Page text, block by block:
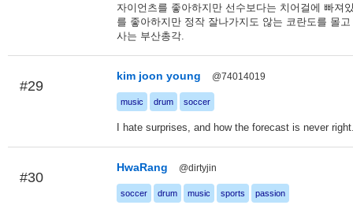
자이언츠를 좋아하지만 선수보다는 치어걸에 빠져
를 좋아하지만 정작 잘나가지도 않는 코란도를 몰
사는 부산총각.
#29
kim joon young @74014019
music drum soccer
I hate surprises, and how the forecast is never
#30
HwaRang @dirtyjin
soccer drum music sports passion